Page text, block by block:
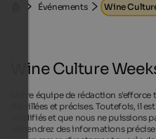
Événements Wine
Wine Culture
Notre équipe de rédaction
détaillées et précises. Toutefois, il
modifiés et que nous ne puissions
obtiendrez des informations